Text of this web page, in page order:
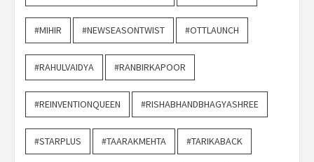
#MIHIR #NEWSEASONTWIST #OTTLAUNCH
#RAHULVAIDYA #RANBIRKAPOOR
#REINVENTIONQUEEN #RISHABHANDBHAGYASHREE
#STARPLUS #TAARAKMEHTA #TARIKABACK